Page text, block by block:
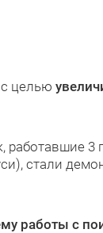
целью
работавшие 3
стали
работы с